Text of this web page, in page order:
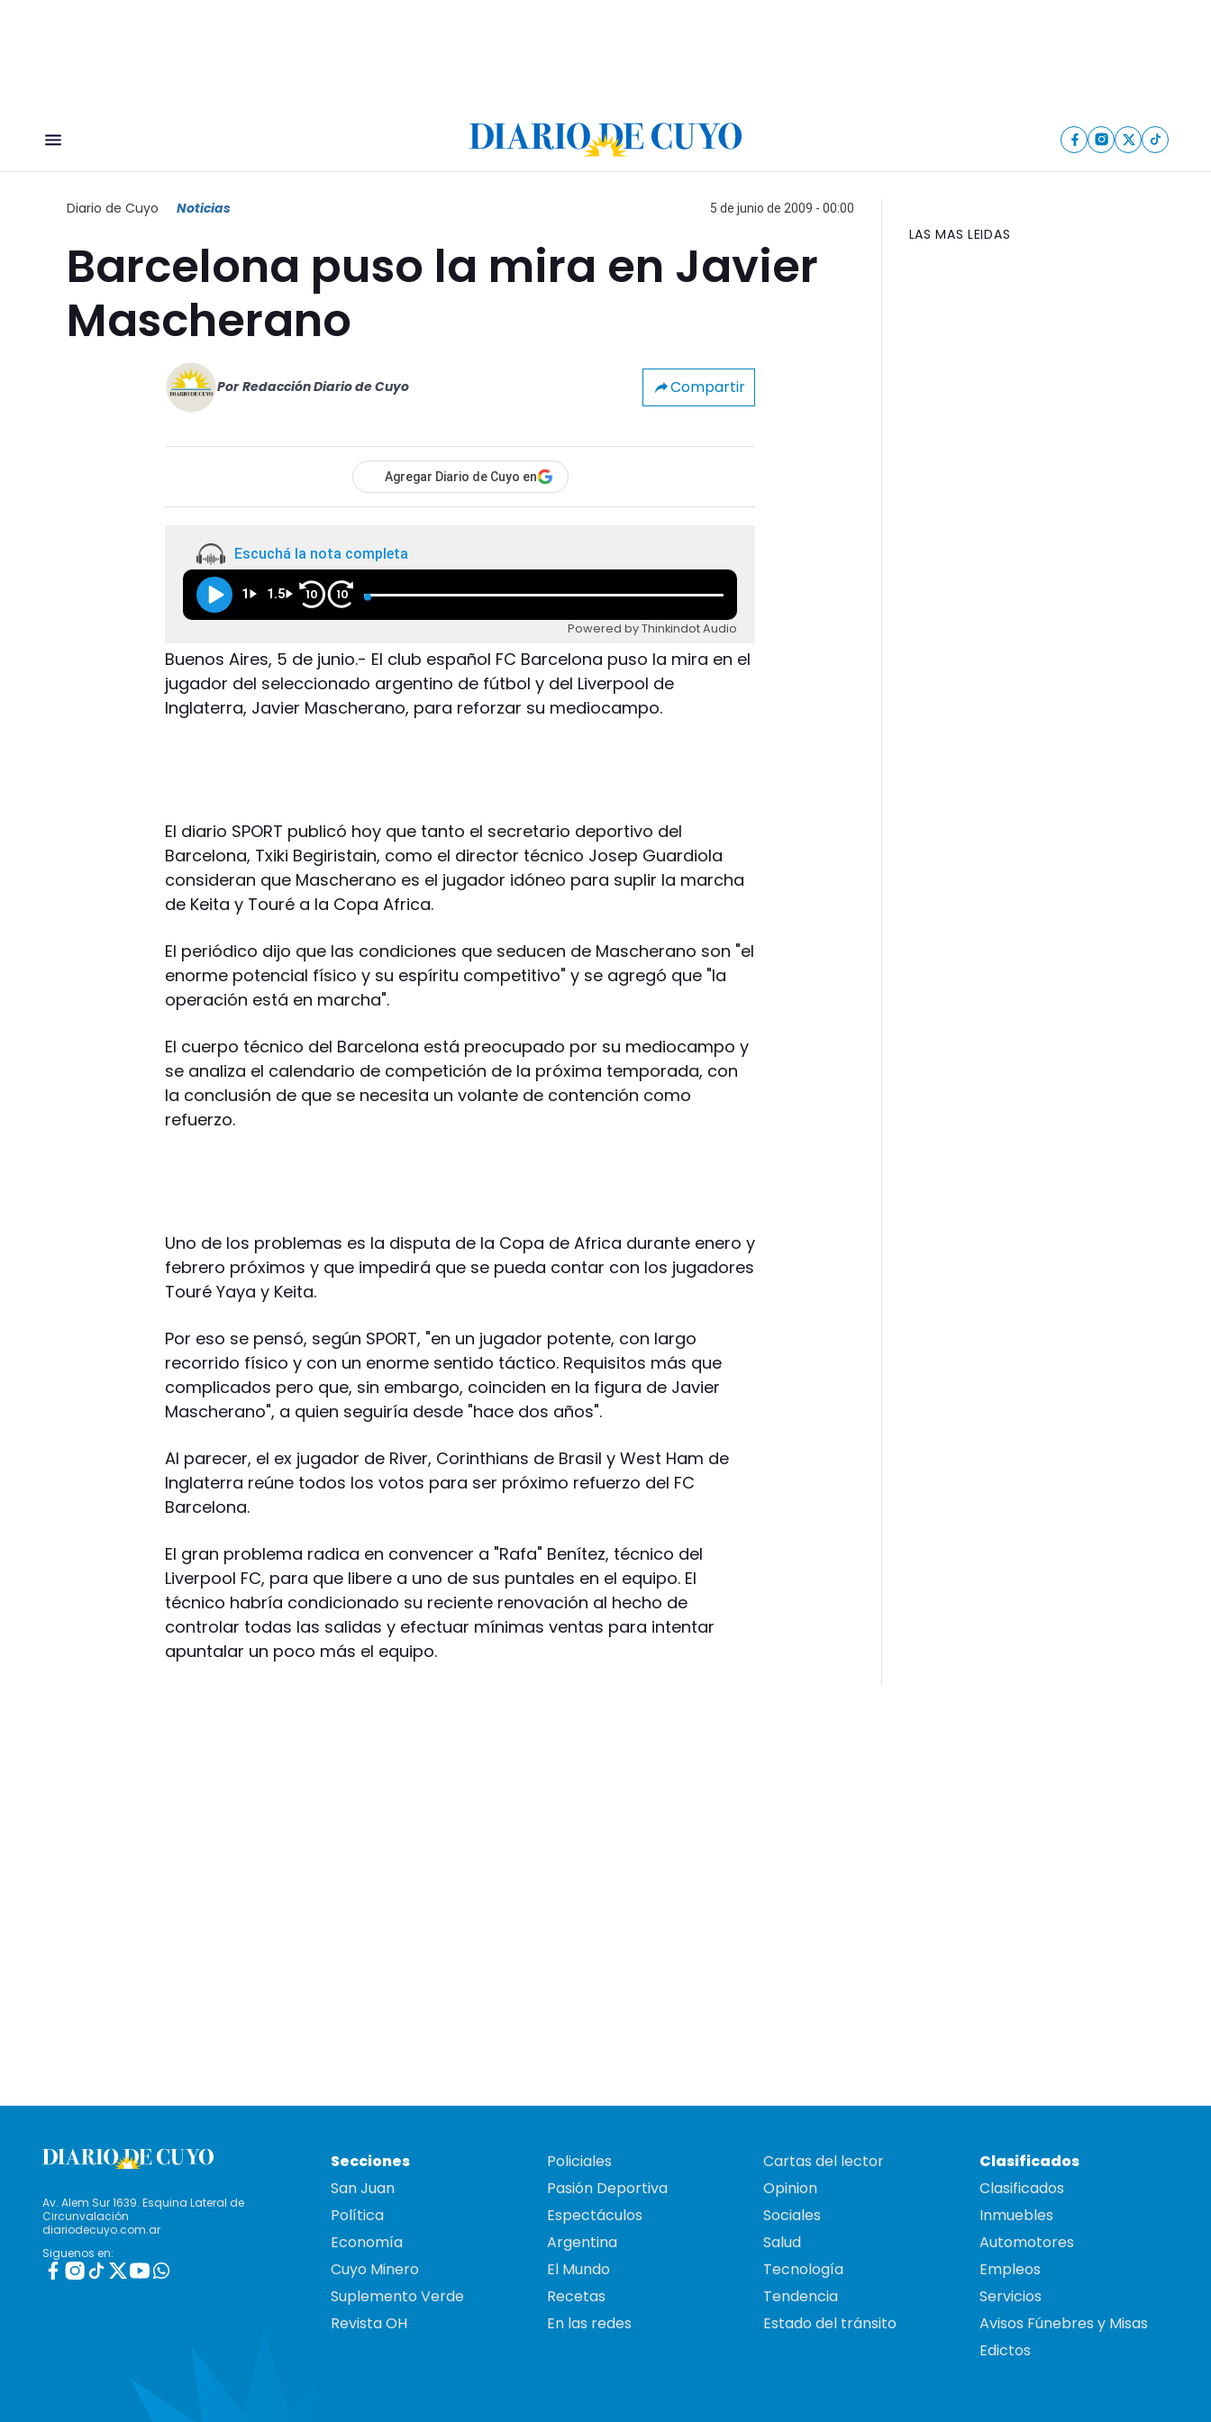
Diario de Cuyo Noticias 5 de junio de 2009 - 00:00
Barcelona puso la mira en Javier
Mascherano
Por Redacción Diario de Cuyo Compartir
Agregar Diario de Cuyo en
Escuchá la nota completa
1 1.5 10 10
Powered by Thinkindot Audio
Buenos Aires, 5 de junio.- El club español FC Barcelona puso la mira en el
jugador del seleccionado argentino de fútbol y del Liverpool de
Inglaterra, Javier Mascherano, para reforzar su mediocampo.
El diario SPORT publicó hoy que tanto el secretario deportivo del
Barcelona, Txiki Begiristain, como el director técnico Josep Guardiola
consideran que Mascherano es el jugador idóneo para suplir la marcha
de Keita y Touré a la Copa Africa.
El periódico dijo que las condiciones que seducen de Mascherano son "el
enorme potencial físico y su espíritu competitivo" y se agregó que "la
operación está en marcha".
El cuerpo técnico del Barcelona está preocupado por su mediocampo y
se analiza el calendario de competición de la próxima temporada, con
la conclusión de que se necesita un volante de contención como
refuerzo.
Uno de los problemas es la disputa de la Copa de Africa durante enero y
febrero próximos y que impedirá que se pueda contar con los jugadores
Touré Yaya y Keita.
Por eso se pensó, según SPORT, "en un jugador potente, con largo
recorrido físico y con un enorme sentido táctico. Requisitos más que
complicados pero que, sin embargo, coinciden en la figura de Javier
Mascherano", a quien seguiría desde "hace dos años".
Al parecer, el ex jugador de River, Corinthians de Brasil y West Ham de
Inglaterra reúne todos los votos para ser próximo refuerzo del FC
Barcelona.
El gran problema radica en convencer a "Rafa" Benítez, técnico del
Liverpool FC, para que libere a uno de sus puntales en el equipo. El
técnico habría condicionado su reciente renovación al hecho de
controlar todas las salidas y efectuar mínimas ventas para intentar
apuntalar un poco más el equipo.
LAS MAS LEIDAS
Av. Alem Sur 1639. Esquina Lateral de
Circunvalación
diariodecuyo.com.ar
Siguenos en:
Secciones
San Juan
Política
Economía
Cuyo Minero
Suplemento Verde
Revista OH
Policiales
Pasión Deportiva
Espectáculos
Argentina
El Mundo
Recetas
En las redes
Cartas del lector
Opinion
Sociales
Salud
Tecnología
Tendencia
Estado del tránsito
Clasificados
Clasificados
Inmuebles
Automotores
Empleos
Servicios
Avisos Fúnebres y Misas
Edictos